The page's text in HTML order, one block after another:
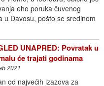
eho poruka čuvenog
u Davosu, pošto se sredinom
UNAPRED: Povratak u
će trajati godinama
2021
od najvećih izazova za